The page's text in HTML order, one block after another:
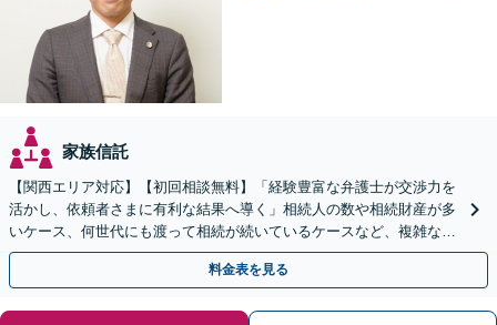
家族信託
【関西エリア対応】【初回相談無料】「経験豊富な弁護士が交渉力を
活かし、依頼者さまに有利な結果へ導く」相続人の数や相続財産が多
いケース、何世代にも渡って相続が続いているケースなど、複雑な事
案でも対応！協議、調停、審判どのフェーズからも相談可
料金表を見る